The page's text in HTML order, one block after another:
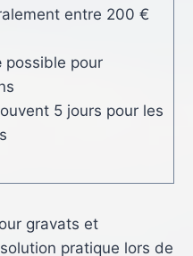
entre 200 €
possible pour
5 jours pour les
gravats et
pratique lors de